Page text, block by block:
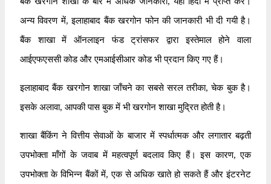
अन्य विवरण में, इलाहाबाद बैंक खरगोन फोन की जानकारी भी दी गयी है।
बैंक शाखा में ऑनलाइन फंड ट्रांसफर द्वारा इस्तेमाल होने वाला
आईएफएससी कोड और एमआईसीआर कोड भी प्रदान किए गए हैं।
इलाहाबाद बैंक खरगोन शाखा जाँचने का सबसे सरल तरीका, चेक बुक है।
इसके अलावा, आपकी पास बुक में भी खरगोन शाखा मुद्रित होती है।
शाखा बैंकिंग ने वित्तीय सेवाओं के बाजार में स्पर्धात्मक और लगातार बढ़ती
उपभोक्ता माँगों के जवाब में महत्वपूर्ण बदलाव किए हैं। इस कारण, एक
उपभोक्ता के विभिन्न बैंकों में, एक से अधिक खाते हो सकते हैं और इंटरनेट